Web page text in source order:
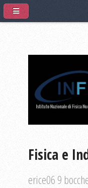
Fisica e
erice06 9